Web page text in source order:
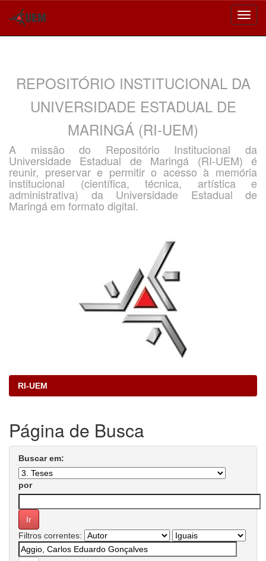
REPOSITÓRIO INSTITUCIONAL DA
UNIVERSIDADE ESTADUAL DE
MARINGÁ (RI-UEM)
A missão do Repositório Institucional da
Universidade Estadual de Maringá (RI-UEM) é
reunir, preservar e permitir o acesso à memória
institucional (científica, técnica, artística e
administrativa) da Universidade Estadual de
Maringá em formato digital.
RI-UEM
Página de Busca
Buscar em:
por
Filtros correntes: